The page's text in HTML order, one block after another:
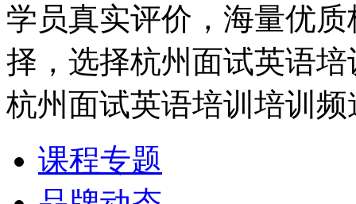
学员真实评价，海量优
择，选择杭州面试英语
杭州面试英语培训培训频
课程专题